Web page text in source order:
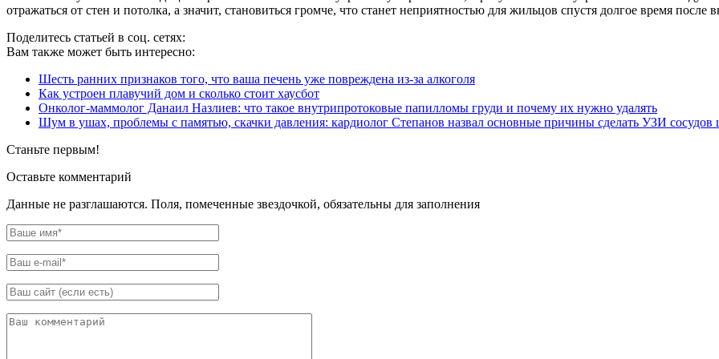
отражаться от стен и потолка, а значит, становиться громче, что станет неприятностью для жильцов спустя долгое время после
Поделитесь статьей в соц. сетях:
Вам также может быть интересно:
Шесть ранних признаков того, что ваша печень уже повреждена из-за алкоголя
Как устроен плавучий дом и сколько стоит хаусбот
Онколог-маммолог Данаил Назлиев: что такое внутрипротоковые папилломы груди и почему их нужно удалять
Шум в ушах, проблемы с памятью, скачки давления: кардиолог Степанов назвал основные причины сделать УЗИ сосудов
Станьте первым!
Оставьте комментарий
Данные не разглашаются. Поля, помеченные звездочкой, обязательны для заполнения